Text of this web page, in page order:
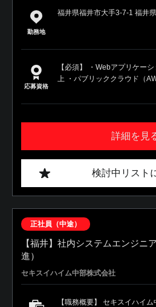
勤務地
福井県福井市大手3-7-1 福井
応募資格
【必須】 ・Webアプリケー
上 ・パブリッククラウド（
詳細を見
検討中リスト
正社員（中途）
【福井】社内システムエンジニ
進）
セキスイハイム中部株式会社
【職務概要】 セキスイハイ